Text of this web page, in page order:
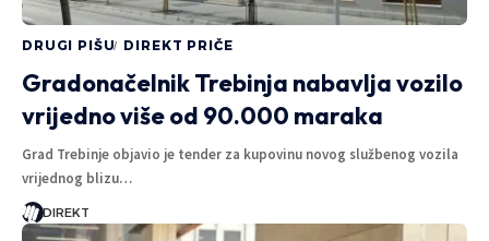
DRUGI PIŠU DIREKT PRIČE
Gradonačelnik Trebinja nabavlja vozilo
vrijedno više od 90.000 maraka
Grad Trebinje objavio je tender za kupovinu novog službenog vozila
vrijednog blizu…
DIREKT